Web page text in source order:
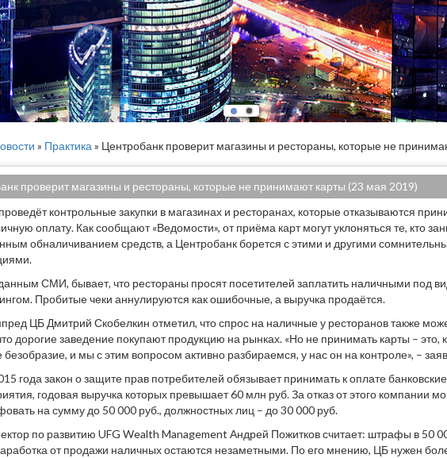
» Практика » Центробанк проверит магазины и рестораны, которые не
проверит магазины и рестораны, которые не принимают карты (23 мая 2019)
контрольные закупки в магазинах и ресторанах, которые отказываются
оплату. Как сообщают «Ведомости», от приёма карт могут уклоняться те, кто
обналичиванием средств, а Центробанк борется с этими и другими
СМИ, бывает, что рестораны просят посетителей заплатить наличными под
Пробитые чеки аннулируются как ошибочные, а выручка продаётся.
ЦБ Дмитрий Скобелкин отметил, что спрос на наличные у ресторанов также
дорогие заведение покупают продукцию на рынках. «Но не принимать карты – это,
безобразие, и мы с этим вопросом активно разбираемся, у нас он на контроле», –
года закон о защите прав потребителей обязывает принимать к оплате
годовая выручка которых превышает 60 млн руб. За отказ от этого компании
на сумму до 50 000 руб., должностных лиц – до 30 000 руб.
по развитию UFG Wealth Management Андрей Пожитков считает: штрафы в 50
от продажи наличных остаются незаметными. По его мнению, ЦБ нужен